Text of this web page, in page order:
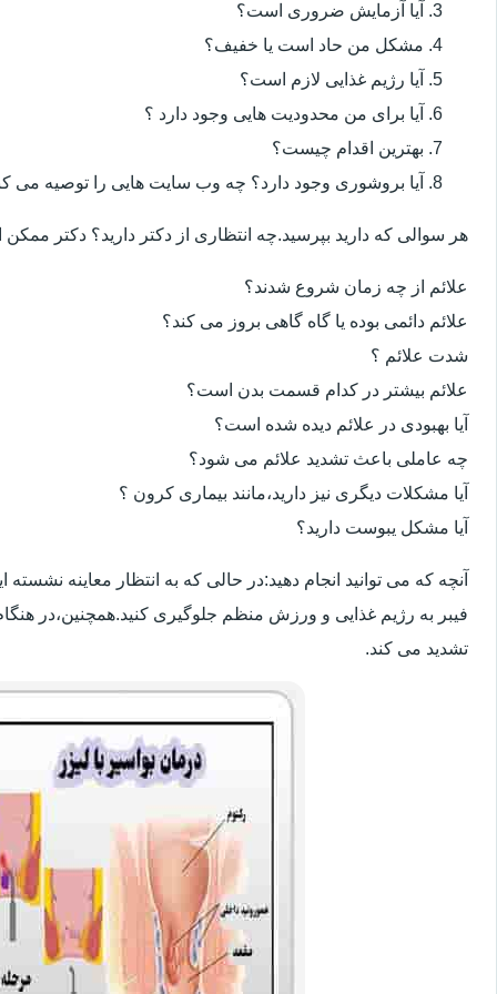
آیا آزمایش ضروری است؟
مشکل من حاد است یا خفیف؟
آیا رژیم غذایی لازم است؟
آیا برای من محدودیت هایی وجود دارد ؟
بهترین اقدام چیست؟
آیا بروشوری وجود دارد؟ چه وب سایت هایی را توصیه می
هر سوالی که دارید بپرسید.چه انتظاری از دکتر دارید؟ دکتر
علائم از چه زمان شروع شدند؟
علائم دائمی بوده یا گاه گاهی بروز می کند؟
شدت علائم ؟
علائم بیشتر در کدام قسمت بدن است؟
آیا بهبودی در علائم دیده شده است؟
چه عاملی باعث تشدید علائم می شود؟
آیا مشکلات دیگری نیز دارید،مانند بیماری کرون ؟
آیا مشکل یبوست دارید؟
آنچه که می توانید انجام دهید:در حالی که به انتظار معاینه
فیبر به رژیم غذایی و ورزش منظم جلوگیری کنید.همچنین،در
تشدید می کند.